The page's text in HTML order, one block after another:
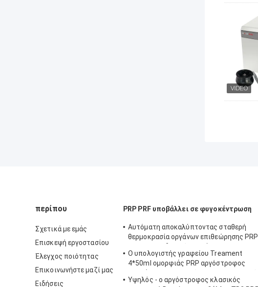
περίπου
Σχετικά με εμάς
Επισκεψή εργοστασίου
Έλεγχος ποιότητας
Επικοινωνήστε μαζί μας
Ειδήσεις
PRP PRF υποβάλλει σε φυγοκέντρωση
Αυτόματη αποκαλύπτοντας σταθερή
θερμοκρασία οργάνων επιθεώρησης PRP
φυγοκέντρωση
Ο υπολογιστής γραφείου Treament
4*50ml ομορφιάς PRP αργόστροφος
και το εργαστήριο
Υψηλός - ο αργόστροφος κλασικός